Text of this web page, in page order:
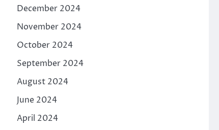
December 2024
November 2024
October 2024
September 2024
August 2024
June 2024
April 2024